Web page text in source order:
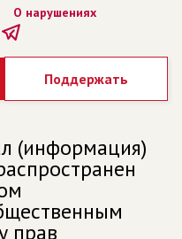
О нарушениях
Поддержать
(информация)
прав